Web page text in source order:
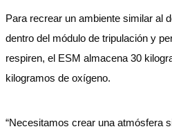
Para recrear un ambiente similar al
dentro del módulo de tripulación y
respiren, el ESM almacena 30
kilogramos de oxígeno.
“Necesitamos crear una atmósfera